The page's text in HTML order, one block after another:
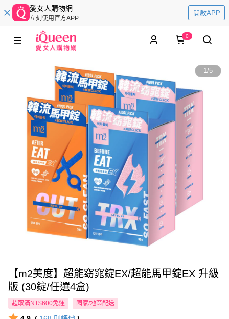
愛女人購物網
立刻使用官方APP
開啟APP
0
1/5
【m2美度】超能窈窕錠EX/超能馬甲錠EX 升級
版 (30錠/任選4盒)
超取滿NT$600免運 國家/地區配送